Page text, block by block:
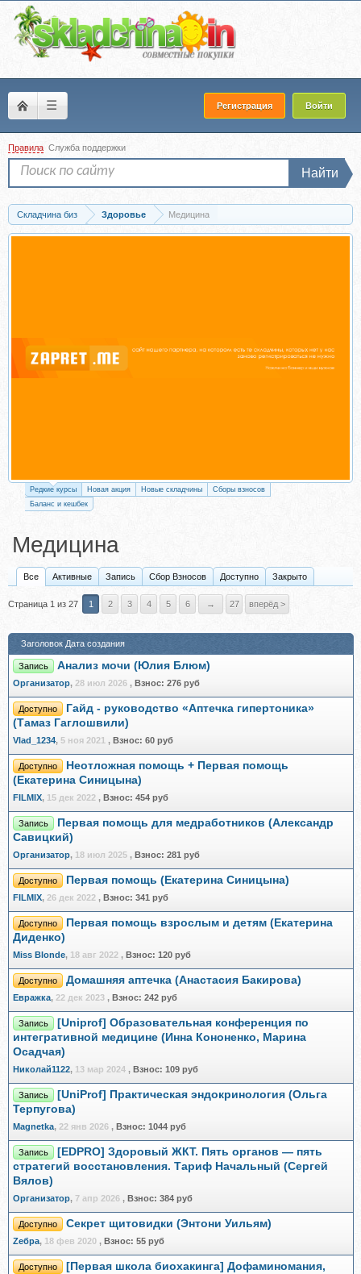
☰ Регистрация Войти
Правила Служба поддержки
Найти
Складчина биз Здоровье Медицина
Редкие курсы Новая акция Новые складчины
Сборы взносов
Баланс и кешбек
Медицина
Все Активные Запись Сбор Взносов Доступно Закрыто
Страница 1 из 27 1 2 3 4 5 6 → 27 вперёд >
Заголовок Дата создания
Запись Анализ мочи (Юлия Блюм)
Организатор, 28 июл 2026 , Взнос: 276 руб
Доступно
Гайд - руководство «Аптечка гипертоника»
(Тамаз Гаглошвили)
Vlad_1234, 5 ноя 2021 , Взнос: 60 руб
Доступно
Неотложная помощь + Первая помощь
(Екатерина Синицына)
FILMIX, 15 дек 2022 , Взнос: 454 руб
Запись
Первая помощь для медработников (Александр
Савицкий)
Организатор, 18 июл 2025 , Взнос: 281 руб
Доступно Первая помощь (Екатерина Синицына)
FILMIX, 26 дек 2022 , Взнос: 341 руб
Доступно
Первая помощь взрослым и детям (Екатерина
Диденко)
Miss Blonde, 18 авг 2022 , Взнос: 120 руб
Доступно Домашняя аптечка (Анастасия Бакирова)
Евражкa, 22 дек 2023 , Взнос: 242 руб
Запись
[Uniprof] Образовательная конференция по
интегративной медицине (Инна Кононенко, Марина
Осадчая)
Николай1122, 13 мар 2024 , Взнос: 109 руб
Запись
[UniProf] Практическая эндокринология (Ольга
Терпугова)
Magnetka, 22 янв 2026 , Взнос: 1044 руб
Запись
[EDPRO] Здоровый ЖКТ. Пять органов — пять
стратегий восстановления. Тариф Начальный (Сергей
Вялов)
Организатор, 7 апр 2026 , Взнос: 384 руб
Доступно Секрет щитовидки (Энтони Уильям)
Zебра, 18 фев 2020 , Взнос: 55 руб
Доступно
[Первая школа биохакинга] Дофаминомания,